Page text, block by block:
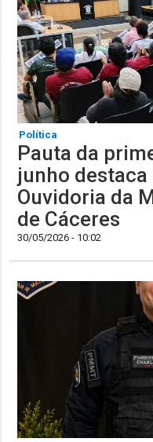
Política
Pauta da
junho
Ouvidoria da
de Cáceres
30/05/2026 - 10:02